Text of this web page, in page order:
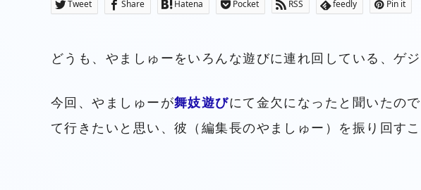
Tweet Share Hatena Pocket RSS feedly Pin it
どうも、やましゅーをいろんな遊びに連れ回している、ゲジ
今回、やましゅーが舞妓遊びにて金欠になったと聞いたの
て行きたいと思い、彼（編集長のやましゅー）を振り回すこ